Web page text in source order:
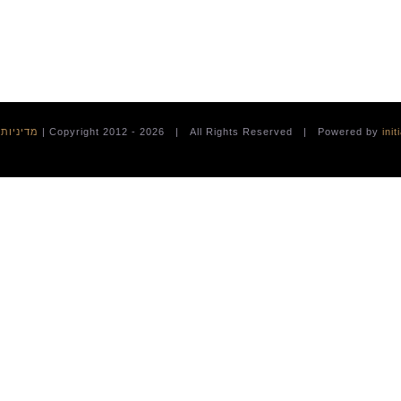
2026 | All Rights Reserved | Powered by
|